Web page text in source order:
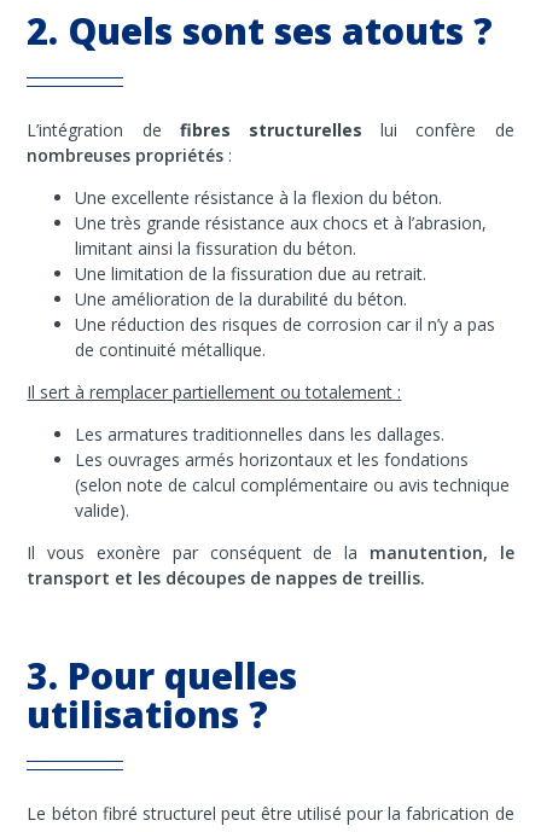
2. Quels sont ses atouts ?
L’intégration de fibres structurelles lui confère de
nombreuses propriétés :
Une excellente résistance à la flexion du béton.
Une très grande résistance aux chocs et à l’abrasion,
limitant ainsi la fissuration du béton.
Une limitation de la fissuration due au retrait.
Une amélioration de la durabilité du béton.
Une réduction des risques de corrosion car il n’y a pas
de continuité métallique.
Il sert à remplacer partiellement ou totalement :
Les armatures traditionnelles dans les dallages.
Les ouvrages armés horizontaux et les fondations
(selon note de calcul complémentaire ou avis technique
valide).
Il vous exonère par conséquent de la manutention, le
transport et les découpes de nappes de treillis.
3. Pour quelles
utilisations ?
Le béton fibré structurel peut être utilisé pour la fabrication de